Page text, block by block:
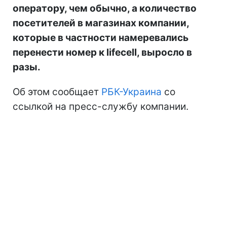
оператору, чем обычно, а количество
посетителей в магазинах компании,
которые в частности намеревались
перенести номер к lifecell, выросло в
разы.
Об этом сообщает РБК-Украина со
ссылкой на пресс-службу компании.